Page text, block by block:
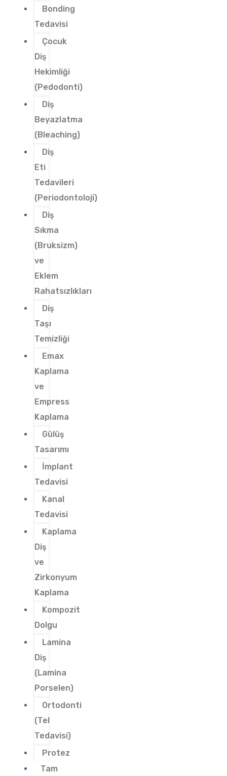
Bonding
Tedavisi
Çocuk
Diş
Hekimliği
(Pedodonti)
Diş
Beyazlatma
(Bleaching)
Diş
Eti
Tedavileri
(Periodontoloji)
Diş
Sıkma
(Bruksizm)
ve
Eklem
Rahatsızlıkları
Diş
Taşı
Temizliği
Emax
Kaplama
ve
Empress
Kaplama
Gülüş
Tasarımı
İmplant
Tedavisi
Kanal
Tedavisi
Kaplama
Diş
ve
Zirkonyum
Kaplama
Kompozit
Dolgu
Lamina
Diş
(Lamina
Porselen)
Ortodonti
(Tel
Tedavisi)
Protez
Tam